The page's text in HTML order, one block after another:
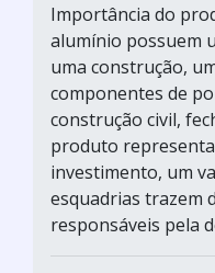
Importância do
alumínio possuem
uma construção,
componentes de
construção civil,
produto
investimento, um
esquadrias trazem
responsáveis pela